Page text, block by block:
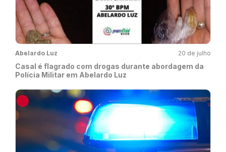
Abelardo Luz 20 de julho
Casal é flagrado com drogas durante abordagem da
Polícia Militar em Abelardo Luz